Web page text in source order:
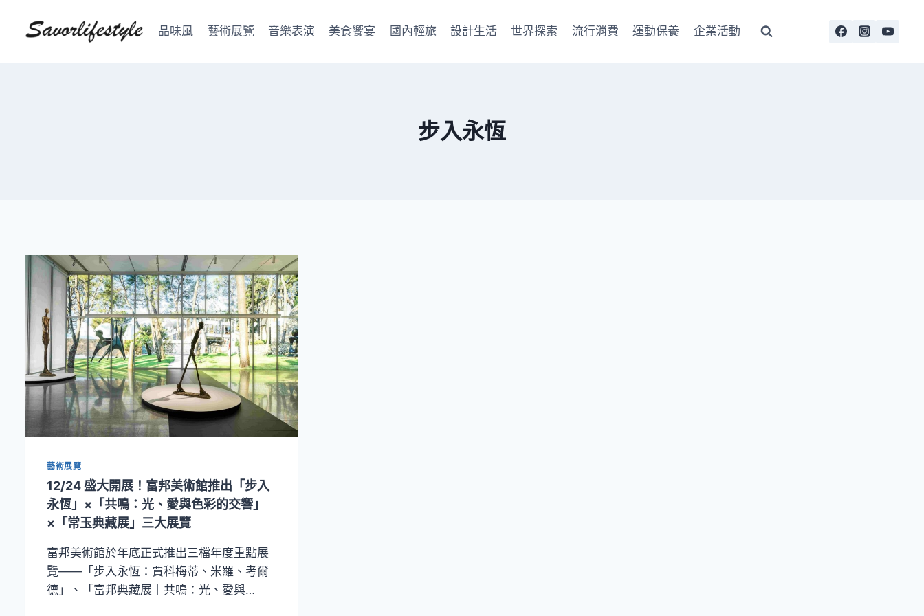
品味風 藝術展覽 音樂表演 美食饗宴 國內輕旅 設計生活 世界探索 流行消費 運動保養 企業活動
步入永恆
藝術展覽
12/24 盛大開展！富邦美術館推出「步入
永恆」×「共鳴：光、愛與色彩的交響」
×「常玉典藏展」三大展覽
富邦美術館於年底正式推出三檔年度重點展
覽——「步入永恆：賈科梅蒂、米羅、考爾
德」、「富邦典藏展｜共鳴：光、愛與…